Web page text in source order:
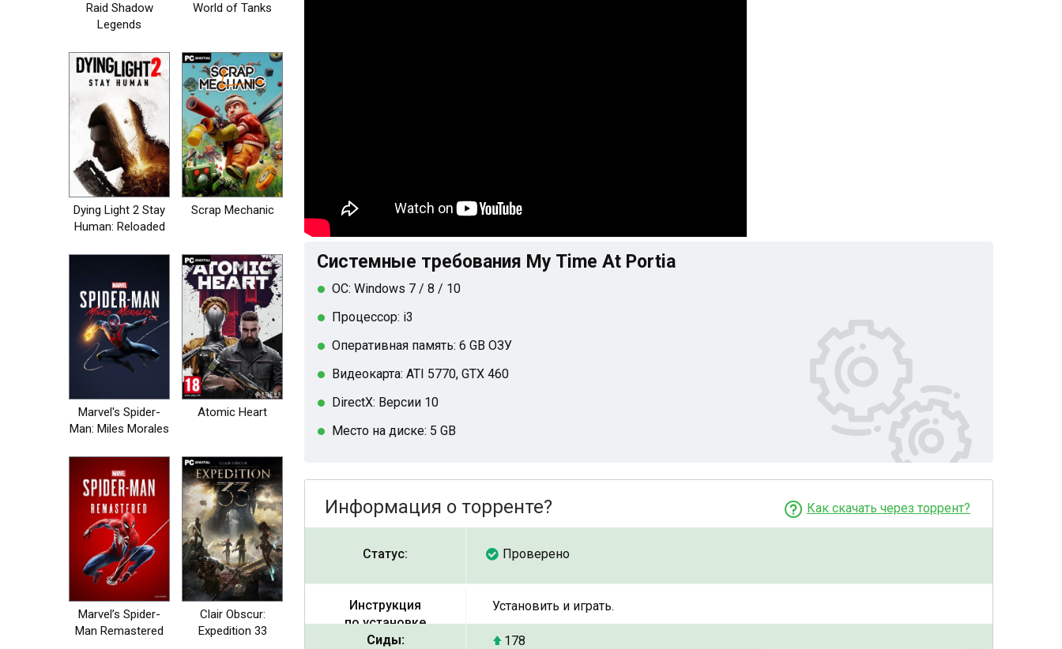
Raid Shadow
Legends
World of Tanks
Dying Light 2 Stay
Human: Reloaded
Scrap Mechanic
Marvel's Spider-
Man: Miles Morales
Atomic Heart
Marvel’s Spider-
Man Remastered
Clair Obscur:
Expedition 33
Системные требования My Time At Portia
ОС: Windows 7 / 8 / 10
Процессор: i3
Оперативная память: 6 GB ОЗУ
Видеокарта: ATI 5770, GTX 460
DirectX: Версии 10
Место на диске: 5 GB
Как скачать через торрент?
Информация о торренте?
Статус: Проверено
Инструкция
по установке
Установить и играть.
Сиды: 178